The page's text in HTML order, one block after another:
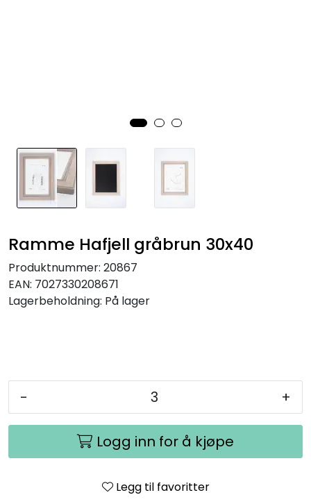
Ramme Hafjell gråbrun 30x40
Produktnummer: 20867
EAN: 7027330208671
Lagerbeholdning: På lager
- +
Logg inn for å kjøpe
Legg til favoritter